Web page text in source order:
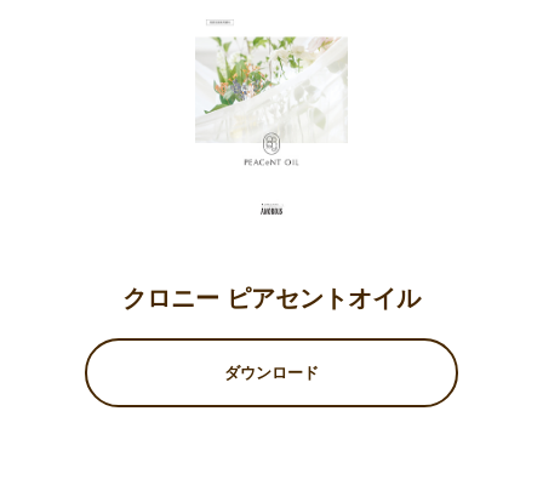
クロニー ピアセントオイル
ダウンロード